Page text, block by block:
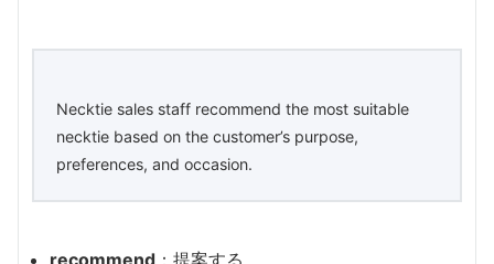
Necktie sales staff recommend the most suitable
necktie based on the customer’s purpose,
preferences, and occasion.
recommend ：提案する